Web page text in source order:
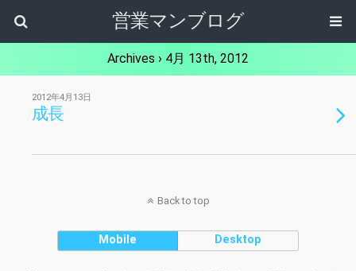
営業マンブログ
Archives › 4月 13th, 2012
2012年4月13日
成長
Back to top
Mobile Desktop